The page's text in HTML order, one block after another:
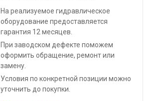
На реализуемое гидравлическое
оборудование предоставляется
гарантия 12 месяцев.
При заводском дефекте поможем
оформить обращение, ремонт или
замену.
Условия по конкретной позиции можно
уточнить до покупки.